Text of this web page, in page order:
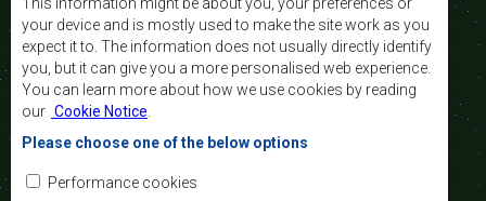
Nous contacter
SADC House
Plot No. 54385
Central Business District
Private Bag 0095
your device and is mostly used to make the site work as you
expect it to. The information does not usually directly identify
you, but it can give you a more personalised web experience.
You can learn more about how we use cookies by reading
our Cookie Notice
Please choose one of the below options
Performance cookies